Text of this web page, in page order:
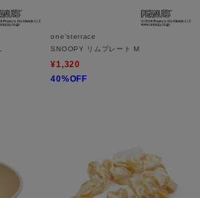
one'sterrace
SNOOPY リムプレート M
¥1,320
40%OFF